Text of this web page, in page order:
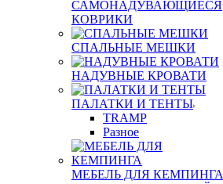
САМОНАДУВАЮЩИЕСЯ
КОВРИКИ
СПАЛЬНЫЕ МЕШКИ
НАДУВНЫЕ КРОВАТИ
ПАЛАТКИ И ТЕНТЫ
TRAMP
Разное
МЕБЕЛЬ ДЛЯ КЕМПИНГА